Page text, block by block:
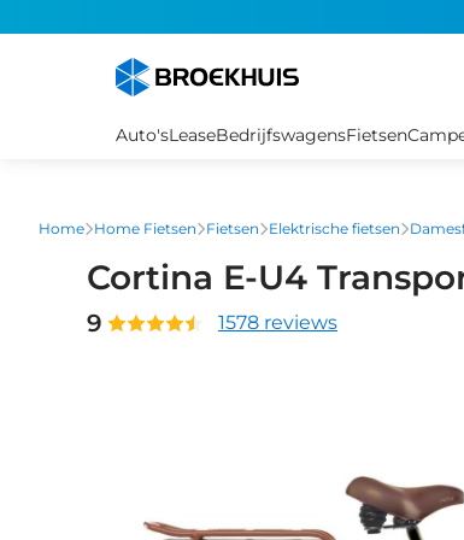
Auto'sLeaseBedrijfswagensFietsen
Home Home Fietsen Fietsen Elektrische fietsen
Cortina E-U4
9 1578 reviews